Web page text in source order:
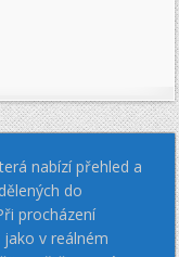
nabízí přehled a
do
procházení
v reálném